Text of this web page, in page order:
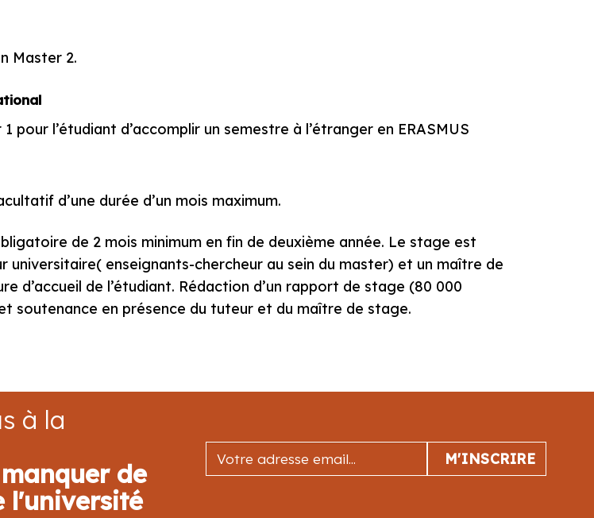
Master 2.
pour l’étudiant d’accomplir un semestre à l’étranger en ERASMUS
d’une durée d’un mois maximum.
de 2 mois minimum en fin de deuxième année. Le stage est
universitaire( enseignants-chercheur au sein du master) et un maître de
d’accueil de l’étudiant. Rédaction d’un rapport de stage (80 000
soutenance en présence du tuteur et du maître de stage.
à la
de
l'université